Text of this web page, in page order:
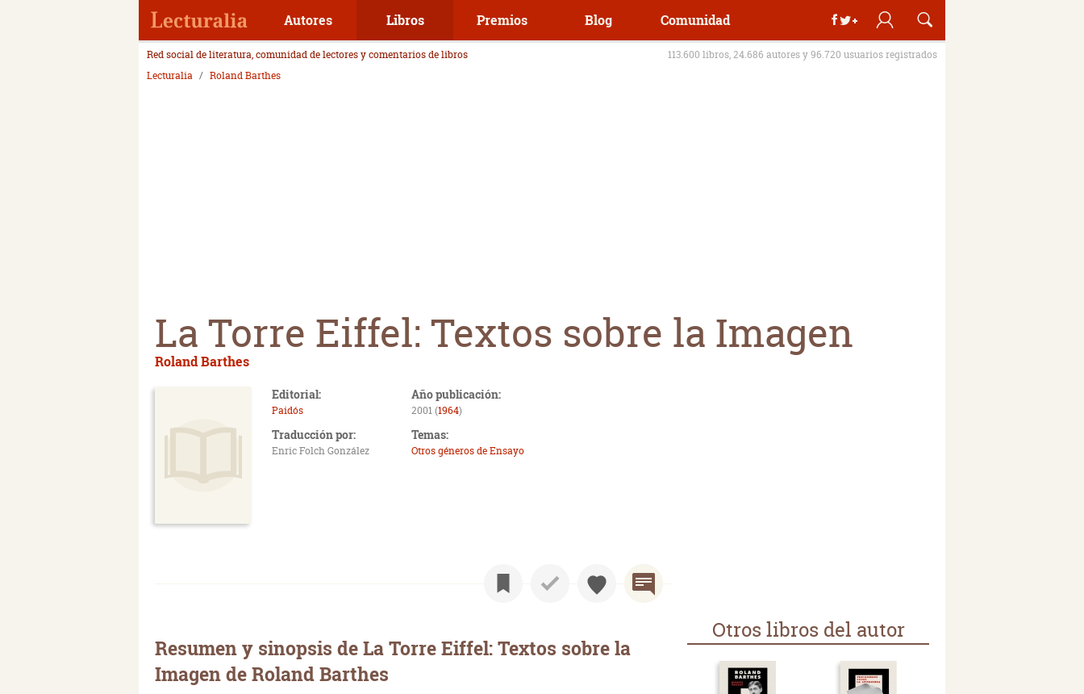
Autores Libros Premios Blog Comunidad
Red social de literatura, comunidad de lectores y comentarios de libros
113.600 libros, 24.686 autores y 96.720 usuarios registrados
Lecturalia
Roland Barthes
La Torre Eiffel: Textos sobre la Imagen
Roland Barthes
Editorial:
Paidós
Año publicación:
2001 (1964)
Traducción por:
Enric Folch González
Temas:
Otros géneros de Ensayo
Resumen y sinopsis de La Torre Eiffel: Textos sobre la
Imagen de Roland Barthes
Otros libros del autor